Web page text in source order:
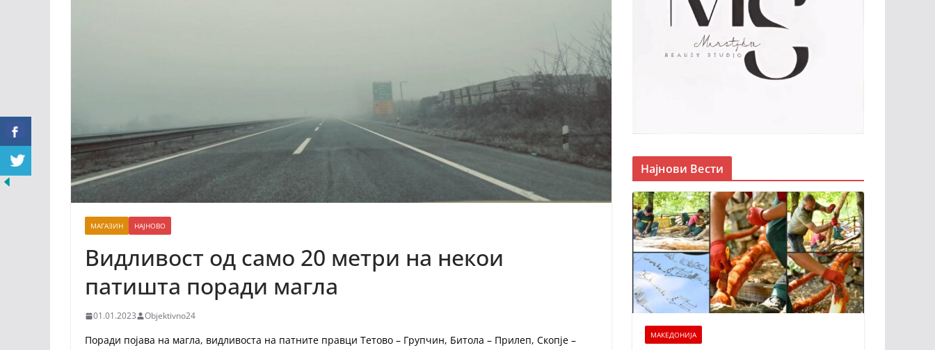
МАГАЗИН НАЈНОВО
Видливост од само 20 метри на некои
патишта поради магла
01.01.2023 Objektivno24
Поради појава на магла, видливоста на патните правци Тетово – Групчин, Битола – Прилеп, Скопје –
Најнови Вести
МАКЕДОНИЈА